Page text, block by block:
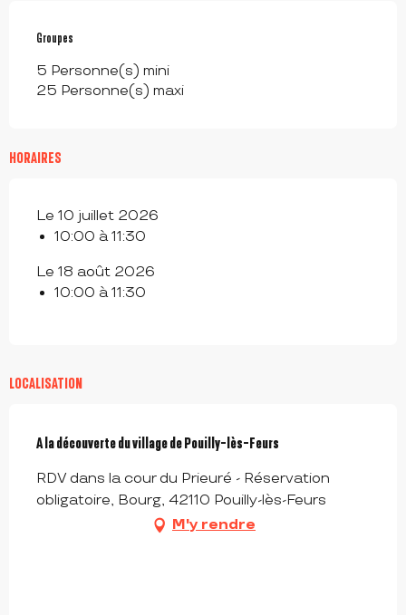
Groupes
Groupes
5 Personne(s) mini
25 Personne(s) maxi
HORAIRES
Le 10 juillet 2026
10:00 à 11:30
Le 18 août 2026
10:00 à 11:30
LOCALISATION
A la découverte du village de Pouilly-lès-Feurs
RDV dans la cour du Prieuré - Réservation
obligatoire, Bourg, 42110 Pouilly-lès-Feurs
M'y rendre